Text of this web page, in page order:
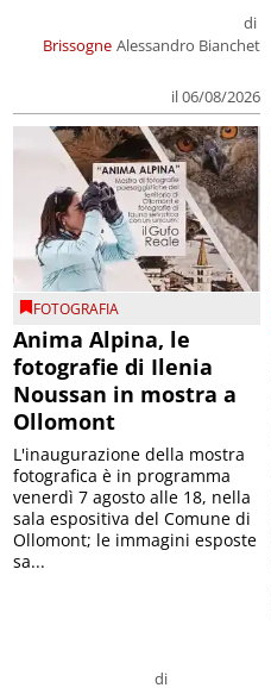
Brissogne
di
Alessandro Bianchet
il 06/08/2026
FOTOGRAFIA
Anima Alpina, le
fotografie di Ilenia
Noussan in mostra a
Ollomont
di
L'inaugurazione della mostra
fotografica è in programma
venerdì 7 agosto alle 18, nella
sala espositiva del Comune di
Ollomont; le immagini esposte
sa...